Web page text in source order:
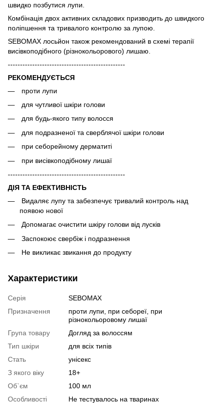
швидко позбутися лупи.
Комбінація двох активних складових призводить до швидкого
поліпшення та тривалого контролю за лупою.
SEBOMAX лосьйон також рекомендований в схемі терапії
висівкоподібного (різнокольорового) лишаю.
------------------------------------------------
РЕКОМЕНДУЄТЬСЯ
проти лупи
для чутливої шкіри голови
для будь-якого типу волосся
для подразненої та сверблячої шкіри голови
при себорейному дерматиті
при висівкоподібному лишаї
------------------------------------------------
ДІЯ ТА ЕФЕКТИВНІСТЬ
Видаляє лупу та забезпечує тривалий контроль над
появою нової
Допомагає очистити шкіру голови від лусків
Заспокоює свербіж і подразнення
Не викликає звикання до продукту
Характеристики
Серія
SEBOMAX
Призначення
проти лупи, при себореї, при
різнокольоровому лишаї
Група товару
Догляд за волоссям
Тип шкіри
для всіх типів
Стать
унісекс
З якого віку
18+
Об`єм
100 мл
Особливості
Не тестувалось на тваринах